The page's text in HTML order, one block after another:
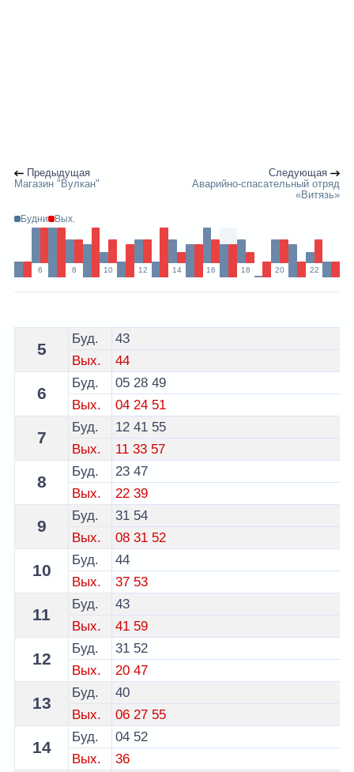
Предыдущая
Магазин "Вулкан"
Следующая
Аварийно-спасательный отряд
«Витязь»
Будни Вых.
6 8 10 12 14 16 18 20 22
Расписание 3 трамвая Витебск - остановка
5
Буд.
43
Вых.
44
6
Буд. 05 28 49
Вых.
04 24 51
7
Буд. 12 41 55
Вых.
11 33 57
8
Буд. 23 47
Вых.
22 39
9
Буд. 31 54
Вых.
08 31 52
10
Буд.
44
Вых.
37 53
11
Буд.
43
Вых.
41 59
12
Буд. 31 52
Вых.
20 47
13
Буд.
40
Вых.
06 27 55
14
Буд. 04 52
Вых.
36